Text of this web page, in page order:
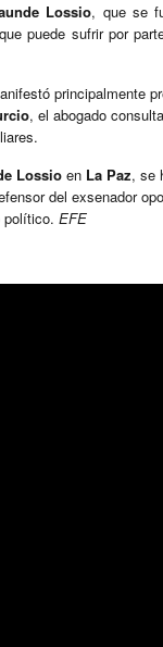
Lossio, que se
puede sufrir por
principalmente
, el abogado
Lossio en La Paz, se
del exsenador
político. EFE